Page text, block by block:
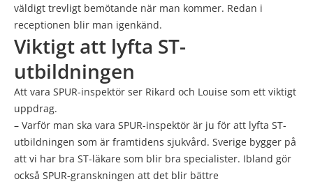
väldigt trevligt bemötande när man kommer. Redan i
receptionen blir man igenkänd.
Viktigt att lyfta ST-
utbildningen
Att vara SPUR-inspektör ser Rikard och Louise som ett viktigt
uppdrag.
– Varför man ska vara SPUR-inspektör är ju för att lyfta ST-
utbildningen som är framtidens sjukvård. Sverige bygger på
att vi har bra ST-läkare som blir bra specialister. Ibland gör
också SPUR-granskningen att det blir bättre